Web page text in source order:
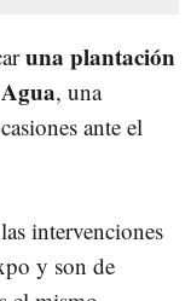
una plantación
, una
ante el
intervenciones
y son de